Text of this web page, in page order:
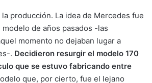
producción. La idea de Mercedes fue
de años pasados -las
momento no dejaban lugar a
. Decidieron resurgir el modelo 170
que se estuvo fabricando entre
que, por cierto, fue el lejano